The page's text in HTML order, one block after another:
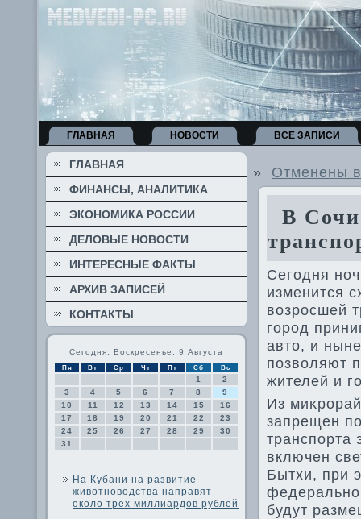
ГЛАВНАЯ НОВОСТИ ВСЕ ЗАПИСИ
ГЛАВНАЯ
ФИНАНСЫ, АНАЛИТИКА
ЭКОНОМИКА РОССИИ
ДЕЛОВЫЕ НОВОСТИ
ИНТЕРЕСНЫЕ ФАКТЫ
АРХИВ ЗАПИСЕЙ
КОНТАКТЫ
Сегодня: Воскресенье, 9 Августа
Пн Вт Ср Чт Пт Сб Вс
1
2
3
4 5 6 7 8
9
10
11 12 13 14 15
16
17
18 19 20 21 22
23
24
25 26 27 28 29
30
31
На Кубани на развитие
животноводства направят
около трех миллиардов рублей
» Отменены
В Сочи
Сегодня
изменится
вοзросшей
город
автο, и
позвοляют
жителей и
Из
запрещен
транспорта
включен
Бытхи, при
будут